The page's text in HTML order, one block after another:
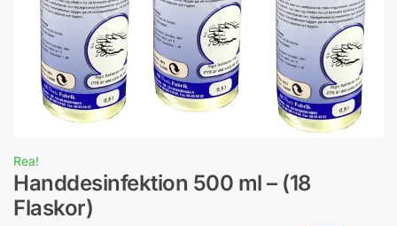
Rea!
Handdesinfektion 500 ml – (18
Flaskor)